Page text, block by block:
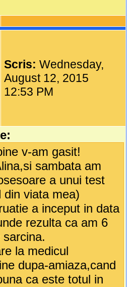
Scris:Wednesday,
August 12, 2015
12:53 PM
v-am gasit!
sambata am
a unui test
din viata mea)
a inceput in data
rezulta ca am 6
la medicul
dupa-amiaza,cand
ca este totul in